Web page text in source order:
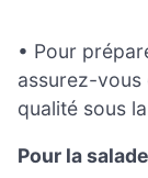
• Pour
assurez-vous
qualité sous
Pour la salade